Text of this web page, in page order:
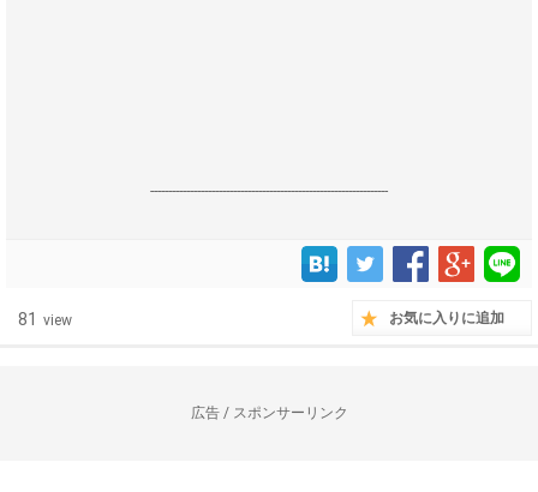
------------------------------------------------------------------
81 view お気に入りに追加
広告 / スポンサーリンク